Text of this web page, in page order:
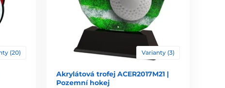
(20) Varianty (3)
Akrylátová trofej ACER2017M21 |
Pozemní hokej